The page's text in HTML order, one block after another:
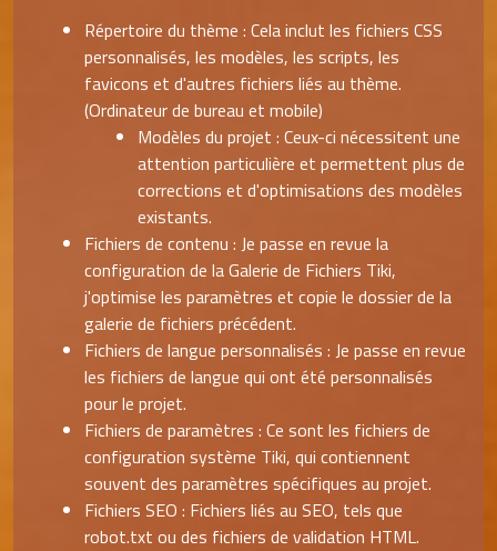
Répertoire du thème : Cela inclut les fichiers CSS
personnalisés, les modèles, les scripts, les
favicons et d'autres fichiers liés au thème.
(Ordinateur de bureau et mobile)
Modèles du projet : Ceux-ci nécessitent une
attention particulière et permettent plus de
corrections et d'optimisations des modèles
existants.
Fichiers de contenu : Je passe en revue la
configuration de la Galerie de Fichiers Tiki,
j'optimise les paramètres et copie le dossier de la
galerie de fichiers précédent.
Fichiers de langue personnalisés : Je passe en revue
les fichiers de langue qui ont été personnalisés
pour le projet.
Fichiers de paramètres : Ce sont les fichiers de
configuration système Tiki, qui contiennent
souvent des paramètres spécifiques au projet.
Fichiers SEO : Fichiers liés au SEO, tels que
robot.txt ou des fichiers de validation HTML.